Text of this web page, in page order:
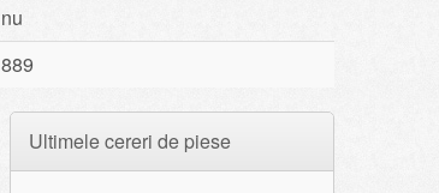
nu
889
Ultimele cereri de piese